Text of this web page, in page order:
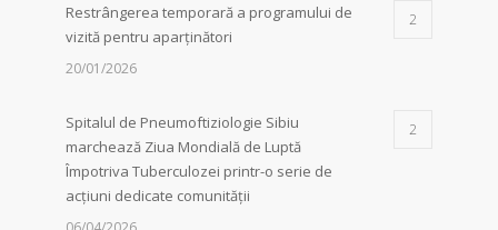
Restrângerea temporară a programului de
vizită pentru aparținători
2
20/01/2026
Spitalul de Pneumoftiziologie Sibiu
marchează Ziua Mondială de Luptă
Împotriva Tuberculozei printr-o serie de
acțiuni dedicate comunității
2